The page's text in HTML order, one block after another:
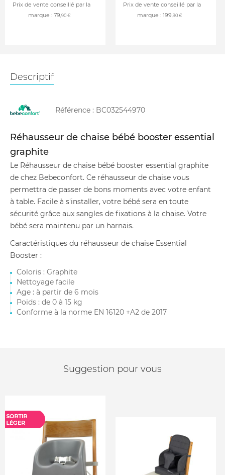
Prix de vente conseillé par la
marque : 79 ,90 €
Prix de vente conseillé par la
marque : 199 ,90 €
Descriptif
Référence : BC032544970
Réhausseur de chaise bébé booster essential
graphite
Le Réhausseur de chaise bébé booster essential graphite
de chez Bebeconfort. Ce réhausseur de chaise vous
permettra de passer de bons moments avec votre enfant
à table. Facile à s'installer, votre bébé sera en toute
sécurité grâce aux sangles de fixations à la chaise. Votre
bébé sera maintenu par un harnais.
Caractéristiques du réhausseur de chaise Essential
Booster :
Coloris : Graphite
Nettoyage facile
Age : à partir de 6 mois
Poids : de 0 à 15 kg
Conforme à la norme EN 16120 +A2 de 2017
Suggestion pour vous